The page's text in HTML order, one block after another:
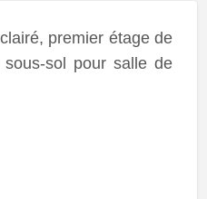
premier étage de
sol pour salle de